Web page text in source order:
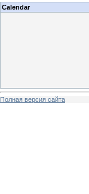
Calendar
Полная версия сайта